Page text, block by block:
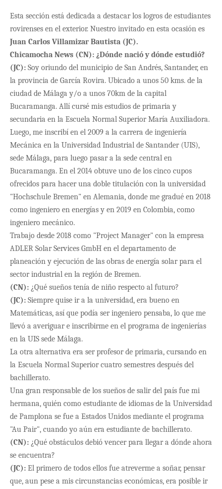
Esta sección está dedicada a destacar los logros de estudiantes
rovirenses en el exterior. Nuestro invitado en esta ocasión es
Juan Carlos Villamizar Bautista (JC).
Chicamocha News (CN): ¿Dónde nació y dónde estudió?
(JC): Soy oriundo del municipio de San Andrés, Santander, en
la provincia de García Rovira. Ubicado a unos 50 kms. de la
ciudad de Málaga y/o a unos 70km de la capital
Bucaramanga. Allí cursé mis estudios de primaria y
secundaria en la Escuela Normal Superior María Auxiliadora.
Luego, me inscribí en el 2009 a la carrera de ingeniería
Mecánica en la Universidad Industrial de Santander (UIS),
sede Málaga, para luego pasar a la sede central en
Bucaramanga. En el 2014 obtuve uno de los cinco cupos
ofrecidos para hacer una doble titulación con la universidad
"Hochschule Bremen" en Alemania, donde me gradué en 2018
como ingeniero en energías y en 2019 en Colombia, como
ingeniero mecánico.
Trabajo desde 2018 como "Project Manager" con la empresa
ADLER Solar Services GmbH en el departamento de
planeación y ejecución de las obras de energía solar para el
sector industrial en la región de Bremen.
(CN): ¿Qué sueños tenía de niño respecto al futuro?
(JC): Siempre quise ir a la universidad, era bueno en
Matemáticas, así que podía ser ingeniero pensaba, lo que me
llevó a averiguar e inscribirme en el programa de ingenierías
en la UIS sede Málaga.
La otra alternativa era ser profesor de primaria, cursando en
la Escuela Normal Superior cuatro semestres después del
bachillerato.
Una gran responsable de los sueños de salir del país fue mi
hermana, quién como estudiante de idiomas de la Universidad
de Pamplona se fue a Estados Unidos mediante el programa
"Au Pair", cuando yo aún era estudiante de bachillerato.
(CN): ¿Qué obstáculos debió vencer para llegar a dónde ahora
se encuentra?
(JC): El primero de todos ellos fue atreverme a soñar, pensar
que, aun pese a mis circunstancias económicas, era posible ir